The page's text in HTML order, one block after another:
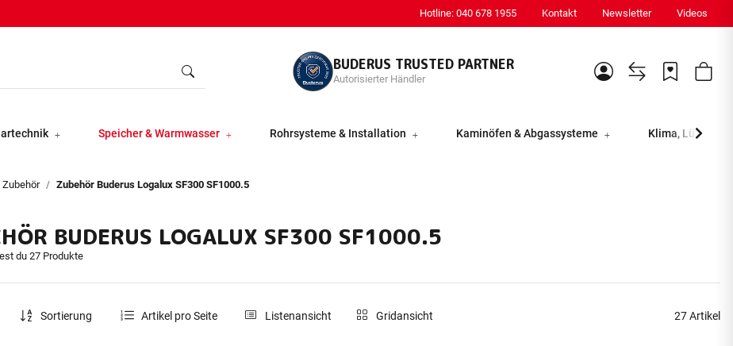
Hotline: 040 678 1955 Kontakt Newsletter Videos
BUDERUS TRUSTED PARTNER
Autorisierter Händler
Speicher & Warmwasser Rohrsysteme & Installation Kaminöfen & Abgassysteme Klima, Lüftung
Zubehör Zubehör Buderus Logalux SF300 SF1000.5
BUDERUS LOGALUX SF300 SF1000.5
du 27 Produkte
Sortierung Artikel pro Seite Listenansicht Gridansicht 27 Artikel